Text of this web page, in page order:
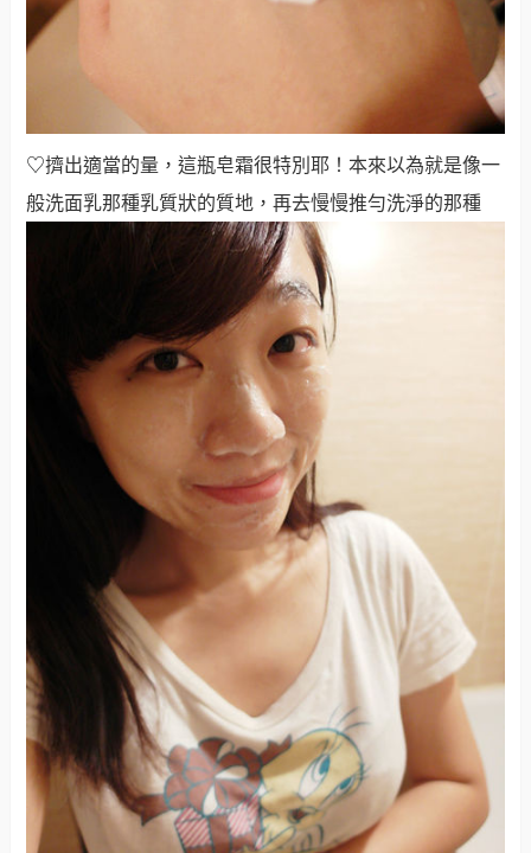
♡擠出適當的量，這瓶皂霜很特別耶！本來以為就是像一
般洗面乳那種乳質狀的質地，再去慢慢推勻洗淨的那種